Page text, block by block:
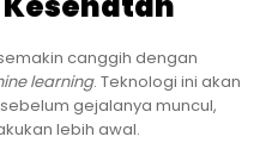
canggih dengan
learning. Teknologi ini akan
gejalanya muncul,
lebih awal.